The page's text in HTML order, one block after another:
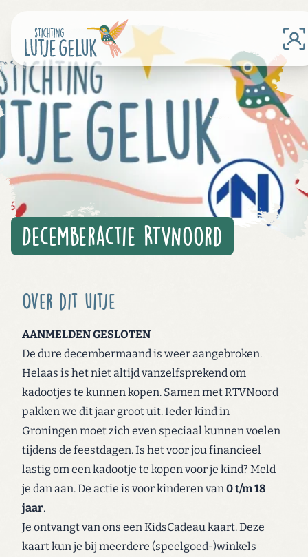
Decemberactie RTVNoord
Over dit uitje
AANMELDEN GESLOTEN
De dure decembermaand is weer aangebroken.
Helaas is het niet altijd vanzelfsprekend om
kadootjes te kunnen kopen. Samen met RTVNoord
pakken we dit jaar groot uit. Ieder kind in
Groningen moet zich even speciaal kunnen voelen
tijdens de feestdagen. Is het voor jou financieel
lastig om een kadootje te kopen voor je kind? Meld
je dan aan. De actie is voor kinderen van 0 t/m 18
jaar.
Je ontvangt van ons een KidsCadeau kaart. Deze
kaart kun je bij meerdere (speelgoed-)winkels